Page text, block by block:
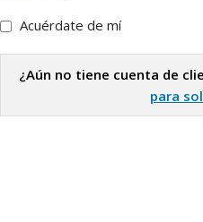
Acuérdate de mí
¿Aún no tiene cuenta de
para